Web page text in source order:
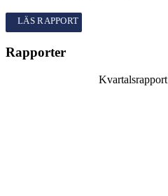
Kvartalsrapport
Rapporter
Kvartalsrapport